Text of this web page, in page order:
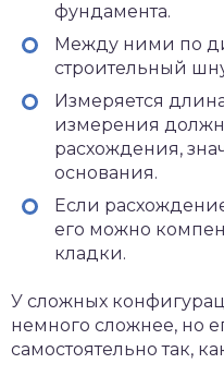
фундамента.
Между ними по
строительный
Измеряется
измерения
расхождения,
основания.
Если
его можно
кладки.
У сложных
немного сложнее, но
самостоятельно так,